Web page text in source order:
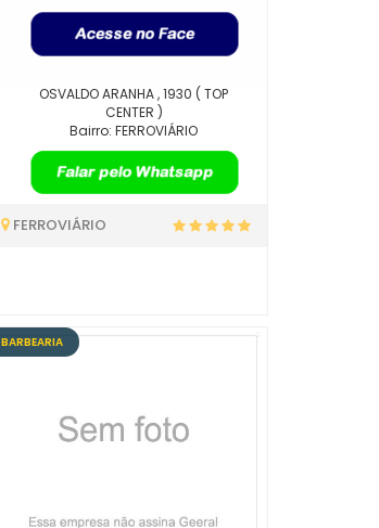
OSVALDO ARANHA , 1930 ( TOP
CENTER )
Bairro: FERROVIÁRIO
FERROVIÁRIO
BARBEARIA